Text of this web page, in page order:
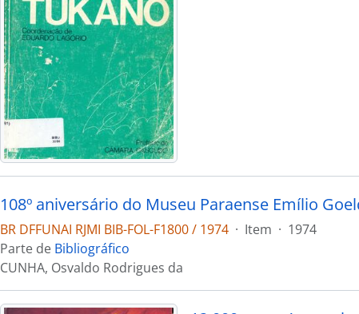
108º aniversário do Museu Paraense Emílio
BR DFFUNAI RJMI BIB-FOL-F1800 / 1974 · Item · 1974
Parte de Bibliográfico
CUNHA, Osvaldo Rodrigues da